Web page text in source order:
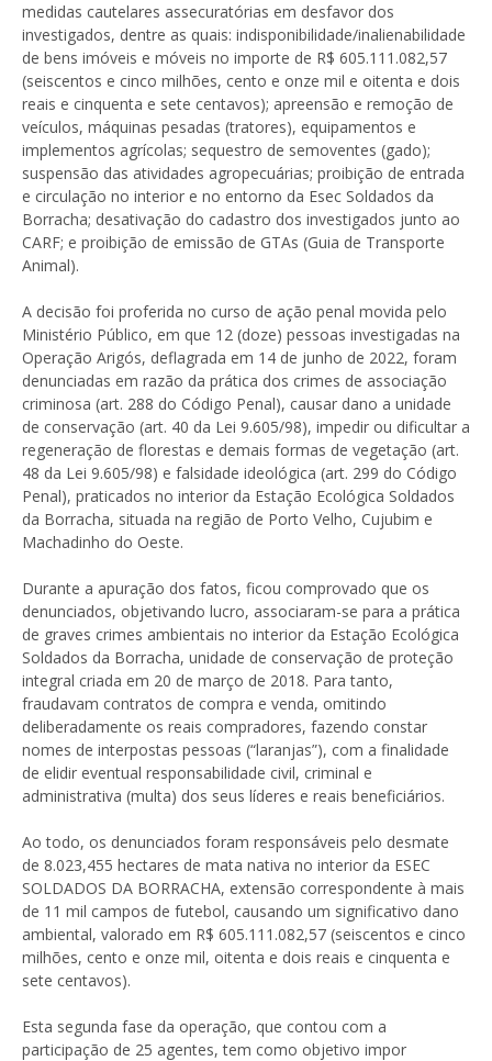
medidas cautelares assecuratórias em desfavor dos
investigados, dentre as quais: indisponibilidade/inalienabilidade
de bens imóveis e móveis no importe de R$ 605.111.082,57
(seiscentos e cinco milhões, cento e onze mil e oitenta e dois
reais e cinquenta e sete centavos); apreensão e remoção de
veículos, máquinas pesadas (tratores), equipamentos e
implementos agrícolas; sequestro de semoventes (gado);
suspensão das atividades agropecuárias; proibição de entrada
e circulação no interior e no entorno da Esec Soldados da
Borracha; desativação do cadastro dos investigados junto ao
CARF; e proibição de emissão de GTAs (Guia de Transporte
Animal).
A decisão foi proferida no curso de ação penal movida pelo
Ministério Público, em que 12 (doze) pessoas investigadas na
Operação Arigós, deflagrada em 14 de junho de 2022, foram
denunciadas em razão da prática dos crimes de associação
criminosa (art. 288 do Código Penal), causar dano a unidade
de conservação (art. 40 da Lei 9.605/98), impedir ou dificultar a
regeneração de florestas e demais formas de vegetação (art.
48 da Lei 9.605/98) e falsidade ideológica (art. 299 do Código
Penal), praticados no interior da Estação Ecológica Soldados
da Borracha, situada na região de Porto Velho, Cujubim e
Machadinho do Oeste.
Durante a apuração dos fatos, ficou comprovado que os
denunciados, objetivando lucro, associaram-se para a prática
de graves crimes ambientais no interior da Estação Ecológica
Soldados da Borracha, unidade de conservação de proteção
integral criada em 20 de março de 2018. Para tanto,
fraudavam contratos de compra e venda, omitindo
deliberadamente os reais compradores, fazendo constar
nomes de interpostas pessoas (“laranjas”), com a finalidade
de elidir eventual responsabilidade civil, criminal e
administrativa (multa) dos seus líderes e reais beneficiários.
Ao todo, os denunciados foram responsáveis pelo desmate
de 8.023,455 hectares de mata nativa no interior da ESEC
SOLDADOS DA BORRACHA, extensão correspondente à mais
de 11 mil campos de futebol, causando um significativo dano
ambiental, valorado em R$ 605.111.082,57 (seiscentos e cinco
milhões, cento e onze mil, oitenta e dois reais e cinquenta e
sete centavos).
Esta segunda fase da operação, que contou com a
participação de 25 agentes, tem como objetivo impor